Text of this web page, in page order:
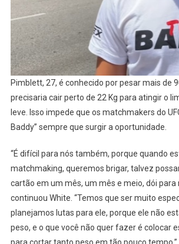
Pimblett, 27, é conhecido por pesar mais de
precisaria cair perto de 22 Kg para atingir o
leve. Isso impede que os matchmakers do
Baddy” sempre que surgir a oportunidade.
“É difícil para nós também, porque quando
matchmaking, queremos brigar, talvez
cartão em um mês, um mês e meio, dói para
continuou White. “Temos que ser muito
planejamos lutas para ele, porque ele não
peso, e o que você não quer fazer é colocar